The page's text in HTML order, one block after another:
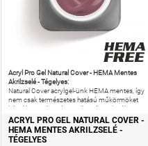
Acryl Pro Gel Natural Cover - HEMA Mentes
Akrilzselé - Tégelyes:
Natural Cover acrylgel-ünk HEMA mentes, így
nem csak természetes hatású műkörmöket
készíthetsz, de még az allergiás reakciók
kockázatát is csökkentheted!
ACRYL PRO GEL NATURAL COVER -
HEMA MENTES AKRILZSELÉ -
TÉGELYES